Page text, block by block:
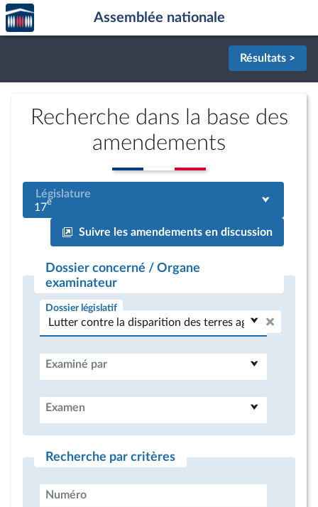
Aller au contenu
Aller en bas de la page
Accèder
à la
page
Assemblée nationale
Résultats >
Recherche dans la base des
amendements
Législature
17e
Suivre les amendements en discussion
Dossier concerné / Organe
examinateur
Dossier législatif
Examiné par
Examen
Recherche par critères
Numéro